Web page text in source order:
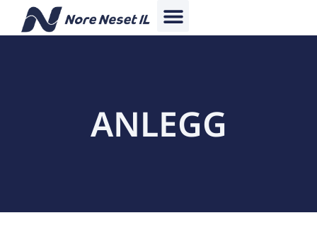
ANLEGG